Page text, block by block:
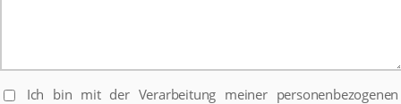
Ich bin mit der Verarbeitung meiner personenbezogenen